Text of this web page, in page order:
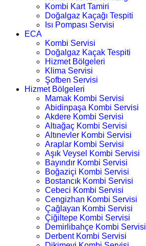
Kombi Kart Tamiri
Doğalgaz Kaçağı Tespiti
Isı Pompası Servisi
ECA
Kombi Servisi
Doğalgaz Kaçak Tespiti
Hizmet Bölgeleri
Klima Servisi
Şofben Servisi
Hizmet Bölgeleri
Mamak Kombi Servisi
Abidinpaşa Kombi Servisi
Akdere Kombi Servisi
Altıağaç Kombi Servisi
Altınevler Kombi Servisi
Araplar Kombi Servisi
Aşık Veysel Kombi Servisi
Bayındır Kombi Servisi
Boğaziçi Kombi Servisi
Bostancık Kombi Servisi
Cebeci Kombi Servisi
Cengizhan Kombi Servisi
Çağlayan Kombi Servisi
Çiğiltepe Kombi Servisi
Demirlibahçe Kombi Servisi
Derbent Kombi Servisi